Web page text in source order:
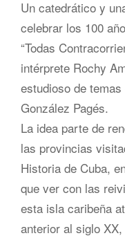
Un catedrático y
celebrar los 100
“Todas
intérprete Rochy
estudioso de
González Pagés.
La idea parte de
las provincias
Historia de Cuba,
que ver con las
esta isla caribeña
anterior al siglo